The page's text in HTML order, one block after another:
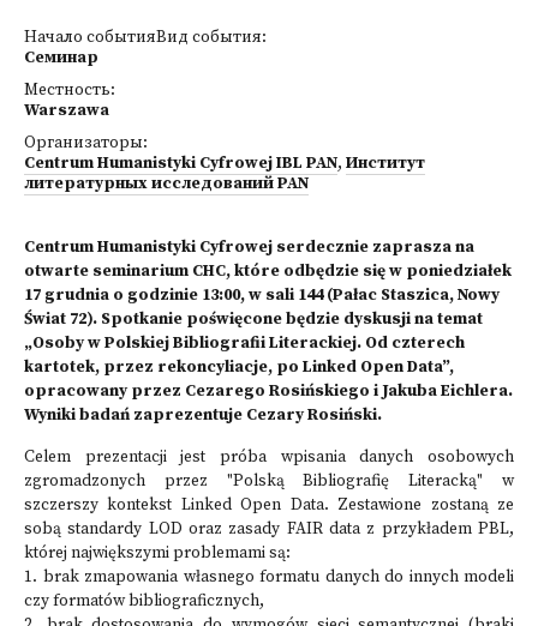
Начало событияВид события:
Семинар
Местность:
Warszawa
Организаторы:
Centrum Humanistyki Cyfrowej IBL PAN, Институт
литературных исследований PAN
Centrum Humanistyki Cyfrowej serdecznie zaprasza na
otwarte seminarium CHC, które odbędzie się w poniedziałek
17 grudnia o godzinie 13:00, w sali 144 (Pałac Staszica, Nowy
Świat 72). Spotkanie poświęcone będzie dyskusji na temat
„Osoby w Polskiej Bibliografii Literackiej. Od czterech
kartotek, przez rekoncyliacje, po Linked Open Data”,
opracowany przez Cezarego Rosińskiego i Jakuba Eichlera.
Wyniki badań zaprezentuje Cezary Rosiński.
Celem prezentacji jest próba wpisania danych osobowych
zgromadzonych przez "Polską Bibliografię Literacką" w
szczerszy kontekst Linked Open Data. Zestawione zostaną ze
sobą standardy LOD oraz zasady FAIR data z przykładem PBL,
której największymi problemami są:
1. brak zmapowania własnego formatu danych do innych modeli
czy formatów bibliograficznych,